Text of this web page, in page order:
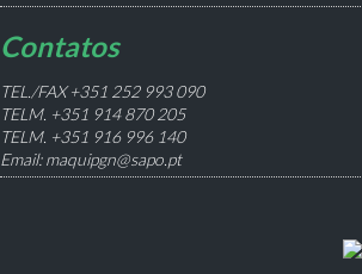
Contatos
TEL./FAX +351 252 993 090
TELM. +351 914 870 205
TELM. +351 916 996 140
Email: maquipgn@sapo.pt